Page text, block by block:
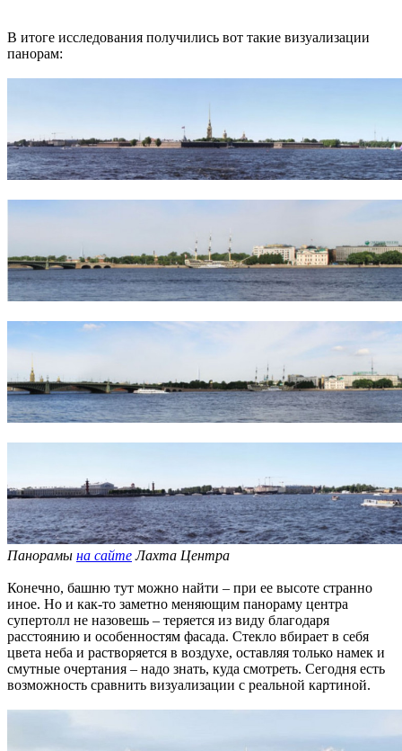
В итоге исследования получились вот такие визуализации
панорам:
Панорамы на сайтеЛахта Центра
Конечно, башню тут можно найти – при ее высоте странно
иное. Но и как-то заметно меняющим панораму центра
супертолл не назовешь – теряется из виду благодаря
расстоянию и особенностям фасада. Стекло вбирает в себя
цвета неба и растворяется в воздухе, оставляя только намек и
смутные очертания – надо знать, куда смотреть. Сегодня есть
возможность сравнить визуализации с реальной картиной.